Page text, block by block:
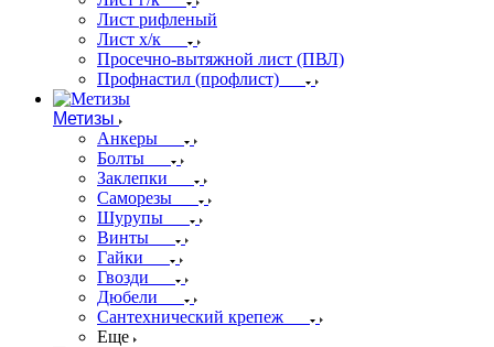
Лист рифленый
Лист х/к
Просечно-вытяжной лист (ПВЛ)
Профнастил (профлист)
Метизы
Анкеры
Болты
Заклепки
Саморезы
Шурупы
Винты
Гайки
Гвозди
Дюбели
Сантехнический крепеж
Еще